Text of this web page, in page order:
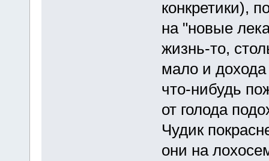
конкретики),
на "новые
жизнь-то,
мало и дохода
что-нибудь
от голода
Чудик
они на